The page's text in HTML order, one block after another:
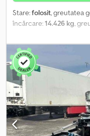
Stare:folosit, greutatea
încărcare:14.426 kg,
anvelopei:265/70R19,5
altul, dimensiunea
dimensiunea anvelopei
șofer:altul , clasă de
comprimat
, spate cu
rezervăm dreptul la erori
prezentare --, mai multe
Codezrqg Nepfx Amuerf